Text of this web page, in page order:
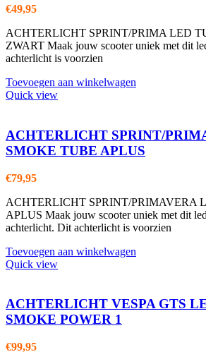
€49,95
ACHTERLICHT SPRINT/PRIMA LED
ZWART Maak jouw scooter uniek met dit
achterlicht is voorzien
Toevoegen aan winkelwagen
Quick view
ACHTERLICHT SPRINT/
SMOKE TUBE APLUS
€79,95
ACHTERLICHT SPRINT/PRIMAVERA
APLUS Maak jouw scooter uniek met dit
achterlicht. Dit achterlicht is voorzien
Toevoegen aan winkelwagen
Quick view
ACHTERLICHT VESPA GTS
SMOKE POWER 1
€99,95